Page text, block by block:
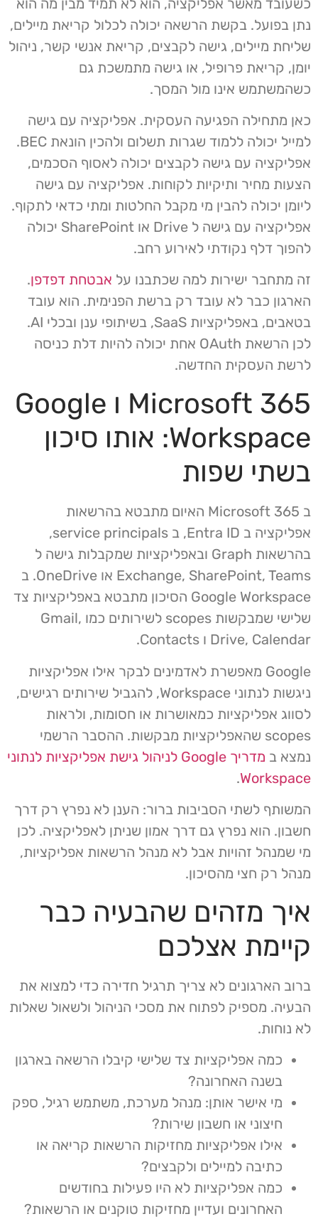
נתן בפועל. בקשת הרשאה יכולה לכלול קריאת מיילים,
שליחת מיילים, גישה לקבצים, קריאת אנשי קשר, ניהול
יומן, קריאת פרופיל, או גישה מתמשכת גם
כשהמשתמש אינו מול המסך.
כאן מתחילה הפגיעה העסקית. אפליקציה עם גישה
למייל יכולה ללמוד שגרות תשלום ולהכין הונאת BEC.
אפליקציה עם גישה לקבצים יכולה לאסוף הסכמים,
הצעות מחיר ותיקיות לקוחות. אפליקציה עם גישה
ליומן יכולה להבין מי מקבל החלטות ומתי כדאי לתקוף.
אפליקציה עם גישה ל Drive או SharePoint יכולה
להפוך דלף נקודתי לאירוע רחב.
זה מתחבר ישירות למה שכתבנו על אבטחת דפדפן.
הארגון כבר לא עובד רק ברשת הפנימית. הוא עובד
בטאבים, באפליקציות SaaS, בשיתופי ענן ובכלי AI.
לכן הרשאת OAuth אחת יכולה להיות דלת כניסה
לרשת העסקית החדשה.
Microsoft 365 ו Google
Workspace: אותו סיכון
בשתי שפות
ב Microsoft 365 האיום מתבטא בהרשאות
אפליקציה ב Entra ID, ב service principals,
בהרשאות Graph ובאפליקציות שמקבלות גישה ל
Exchange, SharePoint, Teams או OneDrive. ב
Google Workspace הסיכון מתבטא באפליקציות צד
שלישי שמבקשות scopes לשירותים כמו Gmail,
Drive, Calendar ו Contacts.
Google מאפשרת לאדמינים לבקר אילו אפליקציות
ניגשות לנתוני Workspace, להגביל שירותים רגישים,
לסווג אפליקציות כמאושרות או חסומות, ולראות
scopes שהאפליקציות מבקשות. ההסבר הרשמי
נמצא ב
מדריך Google לניהול גישת אפליקציות לנתוני
Workspace
.
המשותף לשתי הסביבות ברור: הענן לא נפרץ רק דרך
חשבון. הוא נפרץ גם דרך אמון שניתן לאפליקציה. לכן
מי שמנהל זהויות אבל לא מנהל הרשאות אפליקציות,
מנהל רק חצי מהסיכון.
איך מזהים שהבעיה כבר
קיימת אצלכם
ברוב הארגונים לא צריך תרגיל חדירה כדי למצוא את
הבעיה. מספיק לפתוח את מסכי הניהול ולשאול שאלות
לא נוחות.
כמה אפליקציות צד שלישי קיבלו הרשאה בארגון
בשנה האחרונה?
מי אישר אותן: מנהל מערכת, משתמש רגיל, ספק
חיצוני או חשבון שירות?
אילו אפליקציות מחזיקות הרשאות קריאה או
כתיבה למיילים ולקבצים?
כמה אפליקציות לא היו פעילות בחודשים
האחרונים ועדיין מחזיקות טוקנים או הרשאות?